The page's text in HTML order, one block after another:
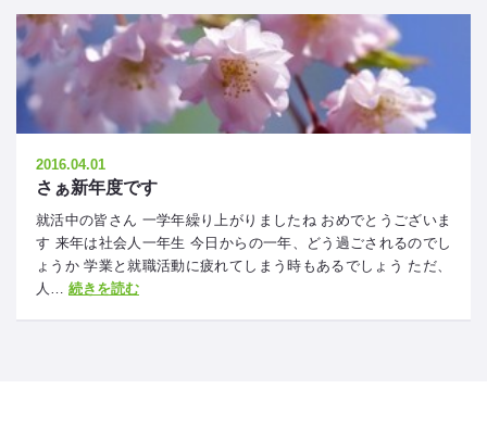
2016.04.01
さぁ新年度です
就活中の皆さん 一学年繰り上がりましたね おめでとうございま
す 来年は社会人一年生 今日からの一年、どう過ごされるのでし
ょうか 学業と就職活動に疲れてしまう時もあるでしょう ただ、
人… 続きを読む